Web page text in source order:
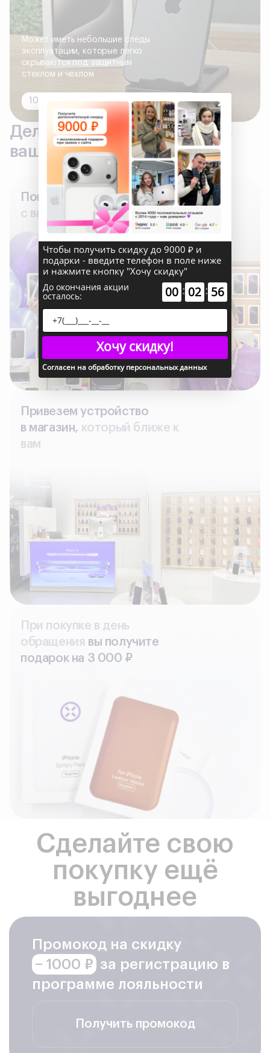
Может иметь небольшие следы
эксплуатации, которые легко
скрываются под защитным
стеклом и чехлом
100% исправно, все функции работают
Делаем всё, что бы сделать
вашу покупку комфортной
Поможем
с выбором гаджета
Привезем устройство
в магазин, который ближе к
вам
При покупке в день
обращения вы получите
подарок на З 000 ₽
Сделайте свою
покупку ещё
выгоднее
Промокод на скидку
− 1000 ₽ за регистрацию в
программе лояльности
Получить промокод
×
Чтобы получить скидку до 9000 ₽ и
подарки - введите телефон в поле ниже
и нажмите кнопку "Хочу скидку"
До окончания акции
осталось: 00 : 02 : 54
Хочу скидку!
Согласен на обработку персональных данных